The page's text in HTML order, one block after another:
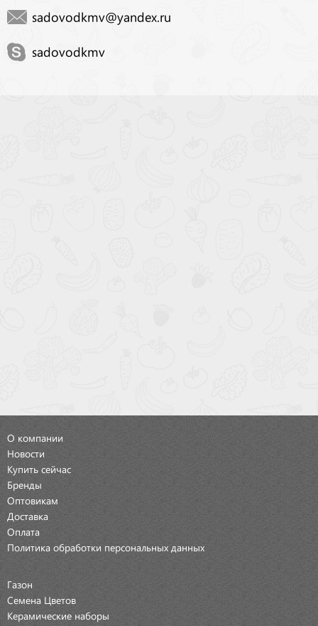
sadovodkmv@yandex.ru
sadovodkmv
О компании
Новости
Купить сейчас
Бренды
Оптовикам
Доставка
Оплата
Политика обработки персональных данных
Газон
Семена Цветов
Керамические наборы